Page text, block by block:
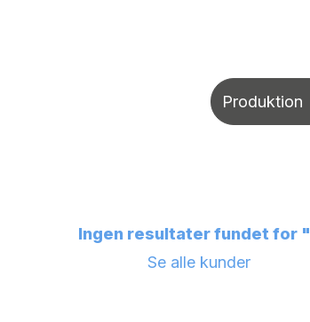
Produktion
Ingen resultater fundet for "
Se alle kunder